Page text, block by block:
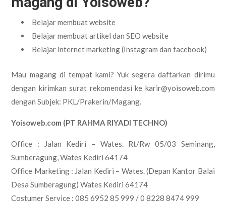
Belajar membuat website
Belajar membuat artikel dan SEO website
Belajar internet marketing (Instagram dan facebook)
Mau magang di tempat kami? Yuk segera daftarkan dirimu
dengan kirimkan surat rekomendasi ke karir@yoisoweb.com
dengan Subjek: PKL/Prakerin/Magang.
Yoisoweb.com (PT RAHMA RIYADI TECHNO)
Office : Jalan Kediri – Wates. Rt/Rw 05/03 Seminang,
Sumberagung, Wates Kediri 64174
Office Marketing : Jalan Kediri – Wates. (Depan Kantor Balai
Desa Sumberagung) Wates Kediri 64174
Costumer Service : 085 6952 85 999 / 0 8228 8474 999